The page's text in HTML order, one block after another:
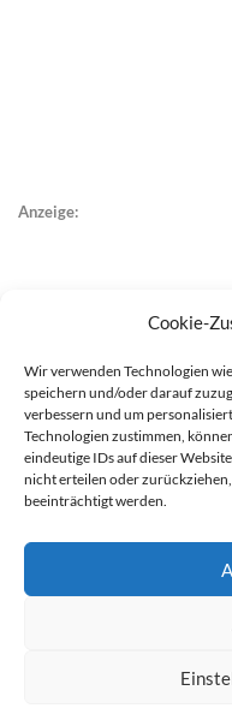
Cookie-
Wir verwenden Technologien
speichern und/oder darauf
verbessern und um
Technologien zustimmen,
eindeutige IDs auf dieser
nicht erteilen oder
beeinträchtigt werden.
Anzeige: